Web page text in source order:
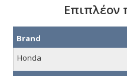
Επιπλέον
Brand
Honda